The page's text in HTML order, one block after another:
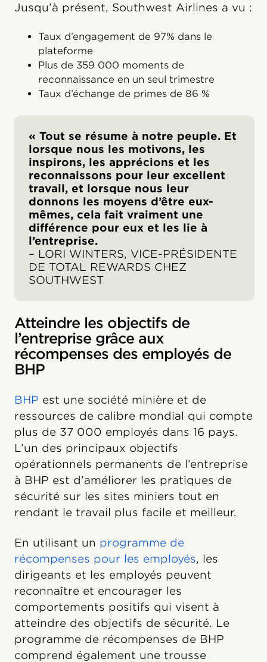
Jusqu’à présent, Southwest Airlines a vu :
Taux d’engagement de 97% dans le
plateforme
Plus de 359 000 moments de
reconnaissance en un seul trimestre
Taux d’échange de primes de 86 %
« Tout se résume à notre peuple. Et
lorsque nous les motivons, les
inspirons, les apprécions et les
reconnaissons pour leur excellent
travail, et lorsque nous leur
donnons les moyens d’être eux-
mêmes, cela fait vraiment une
différence pour eux et les lie à
l’entreprise.
– LORI WINTERS, VICE-PRÉSIDENTE
DE TOTAL REWARDS CHEZ
SOUTHWEST
Atteindre les objectifs de
l’entreprise grâce aux
récompenses des employés de
BHP
BHP est une société minière et de
ressources de calibre mondial qui compte
plus de 37 000 employés dans 16 pays.
L’un des principaux objectifs
opérationnels permanents de l’entreprise
à BHP est d’améliorer les pratiques de
sécurité sur les sites miniers tout en
rendant le travail plus facile et meilleur.
En utilisant un programme de
récompenses pour les employés, les
dirigeants et les employés peuvent
reconnaître et encourager les
comportements positifs qui visent à
atteindre des objectifs de sécurité. Le
programme de récompenses de BHP
comprend également une trousse